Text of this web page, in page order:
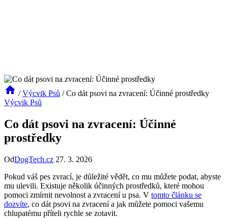
/ Výcvik Psů / Co dát psovi na zvracení: Účinné prostředky
Výcvik Psů
Co dát psovi na zvracení: Účinné
prostředky
OdDogTech.cz 27. 3. 2026
Pokud váš pes zvrací, je důležité vědět, co mu můžete podat, abyste
mu ulevili. Existuje několik účinných prostředků, které mohou
pomoci zmírnit nevolnost a zvracení u psa. V tomto článku se
dozvíte, co dát psovi na zvracení a jak můžete pomoci vašemu
chlupatému příteli rychle se zotavit.